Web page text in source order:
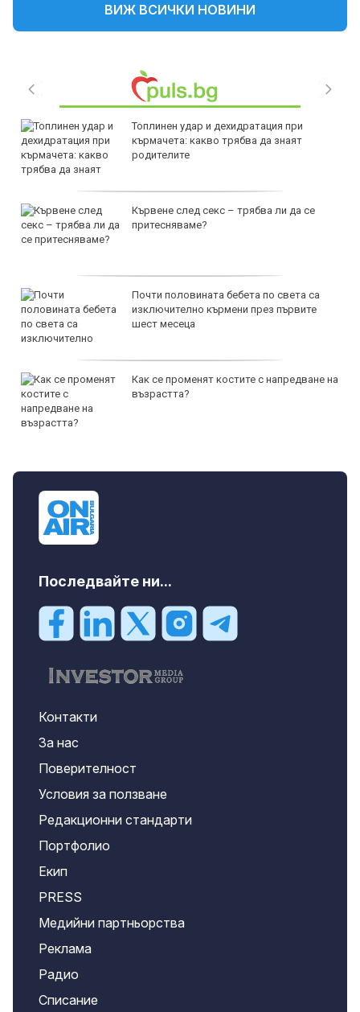
ВИЖ ВСИЧКИ НОВИНИ
Топлинен удар и дехидратация при
кърмачета: какво трябва да знаят
родителите
Кървене след секс – трябва ли да се
притесняваме?
Почти половината бебета по света са
изключително кърмени през първите
шест месеца
Как се променят костите с напредване на
възрастта?
Последвайте ни...
Контакти
За нас
Поверителност
Условия за ползване
Редакционни стандарти
Портфолио
Екип
PRESS
Медийни партньорства
Реклама
Радио
Списание